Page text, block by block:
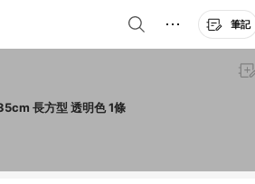
筆記
LASSLEY 蕾絲妮 台灣製造 透明桌巾 PVC桌布 180 x 135cm 長方型 透明色 1條